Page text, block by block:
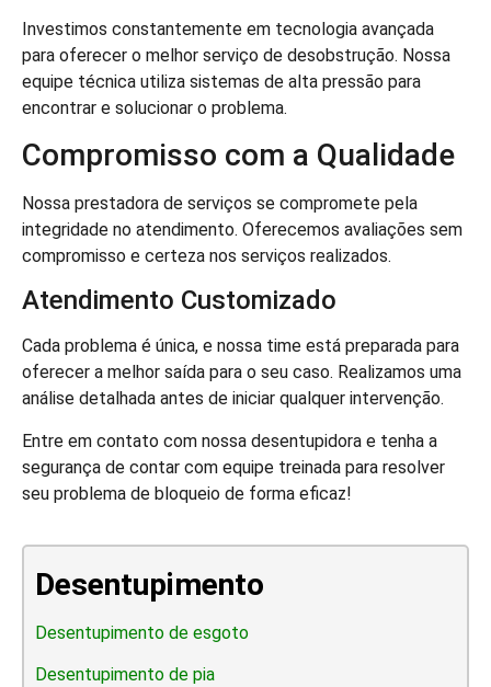
Investimos constantemente em tecnologia avançada
para oferecer o melhor serviço de desobstrução. Nossa
equipe técnica utiliza sistemas de alta pressão para
encontrar e solucionar o problema.
Compromisso com a Qualidade
Nossa prestadora de serviços se compromete pela
integridade no atendimento. Oferecemos avaliações sem
compromisso e certeza nos serviços realizados.
Atendimento Customizado
Cada problema é única, e nossa time está preparada para
oferecer a melhor saída para o seu caso. Realizamos uma
análise detalhada antes de iniciar qualquer intervenção.
Entre em contato com nossa desentupidora e tenha a
segurança de contar com equipe treinada para resolver
seu problema de bloqueio de forma eficaz!
Desentupimento
Desentupimento de esgoto
Desentupimento de pia